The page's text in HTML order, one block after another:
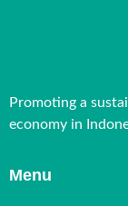
Promoting a
economy in
Menu